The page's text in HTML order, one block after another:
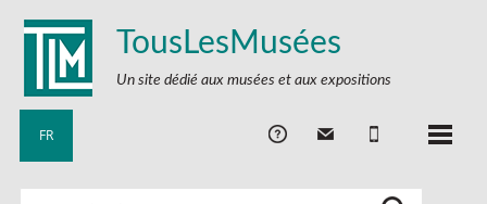
TousLesMusées
Un site dédié aux musées et aux expositions
FR